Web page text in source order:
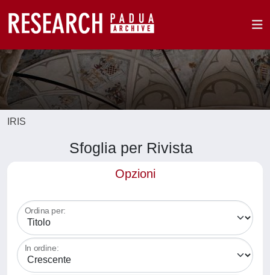
IRIS
Sfoglia per Rivista
Opzioni
Ordina per:
In ordine: